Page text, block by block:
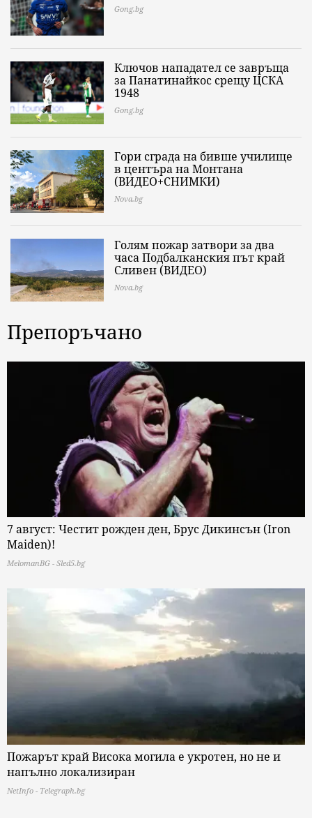
Gong.bg
Ключов нападател се завръща
за Панатинайкос срещу ЦСКА
1948
Gong.bg
Гори сграда на бивше училище
в центъра на Монтана
(ВИДЕО+СНИМКИ)
Nova.bg
Голям пожар затвори за два
часа Подбалканския път край
Сливен (ВИДЕО)
Nova.bg
Препоръчано
7 август: Честит рожден ден, Брус Дикинсън (Iron
Maiden)!
MelomanBG - Sled5.bg
Пожарът край Висока могила е укротен, но не и
напълно локализиран
NetInfo - Telegraph.bg